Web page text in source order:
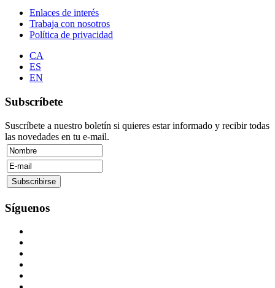
Enlaces de interés
Trabaja con nosotros
Política de privacidad
CA
ES
EN
Subscríbete
Suscríbete a nuestro boletín si quieres estar informado y recibir todas
las novedades en tu e-mail.
Síguenos